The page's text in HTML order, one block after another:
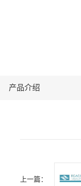
产品介绍
上一篇：